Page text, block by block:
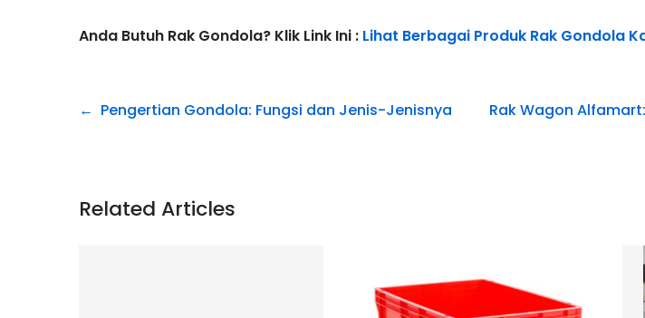
Anda Butuh Rak Gondola? Klik Link Ini : Lihat Berbagai Produk Rak Gondola
Navigasi
Pengertian Gondola: Fungsi dan Jenis-Jenisnya
Rak Wagon
Related Articles